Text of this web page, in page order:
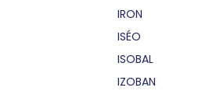
IRON
ISÉO
ISOBAL
IZOBAN